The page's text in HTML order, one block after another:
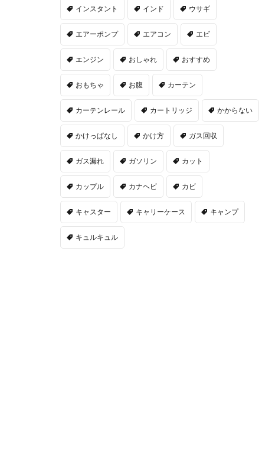
インスタント インド ウサギ
エアーポンプ エアコン エビ
エンジン おしゃれ おすすめ
おもちゃ お腹 カーテン
カーテンレール カートリッジ かからない
かけっぱなし かけ方 ガス回収
ガス漏れ ガソリン カット
カップル カナヘビ カビ
キャスター キャリーケース キャンプ
キュルキュル